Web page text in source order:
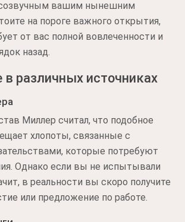
вашим нынешним
на пороге важного открытия,
от вас полной вовлеченности и
назад.
в различных источниках
Миллер считал, что подобное
хлопоты, связанные с
которые потребуют
Однако если вы не испытывали
в реальности вы скоро получите
или предложение по работе.